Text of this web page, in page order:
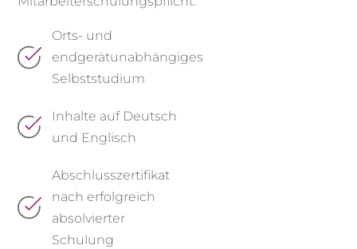
Orts- und
endgerätunabhängiges
Selbststudium
Inhalte auf Deutsch
und Englisch​
Abschlusszertifikat​
nach erfolgreich
absolvierter
Schulung